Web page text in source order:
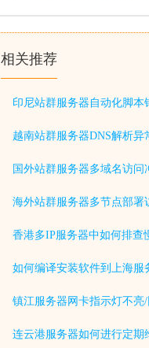
相关推荐
印尼站群服务器自动化脚本
越南站群服务器DNS解析异
国外站群服务器多域名访问
海外站群服务器多节点部署
香港多IP服务器中如何排查
如何编译安装软件到上海服
镇江服务器网卡指示灯不亮
连云港服务器如何进行定期